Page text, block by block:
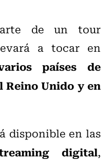
de un tour
a tocar en
países de
Reino Unido y en
disponible en las
digital,